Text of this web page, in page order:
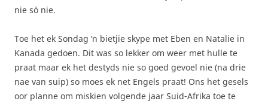
nie só nie.
Toe het ek Sondag ‘n bietjie skype met Eben en Natalie in
Kanada gedoen. Dit was so lekker om weer met hulle te
praat maar ek het destyds nie so goed gevoel nie (na drie
nae van suip) so moes ek net Engels praat! Ons het gesels
oor planne om miskien volgende jaar Suid-Afrika toe te